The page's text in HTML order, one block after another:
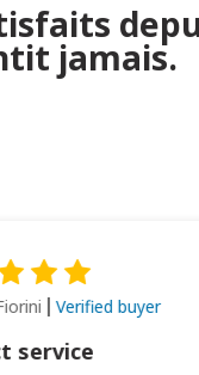
jamais.
Verified buyer
service